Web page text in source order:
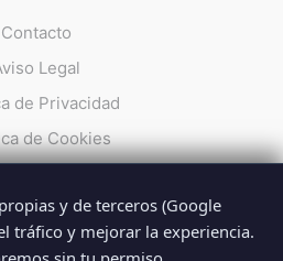
Contacto
Legal
de Privacidad
de Cookies
y de terceros (Google
tráfico y mejorar la experiencia.